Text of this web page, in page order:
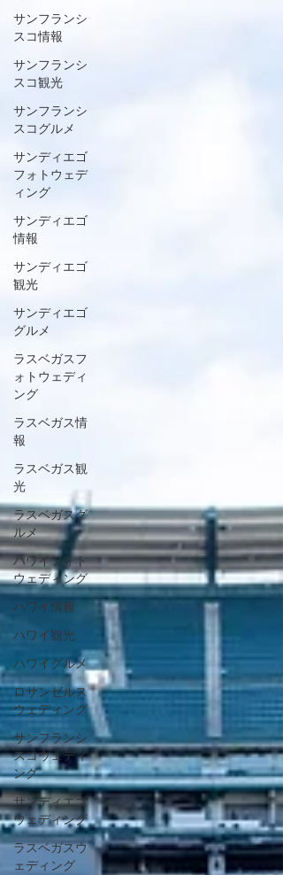
サンフランシ
スコ情報
サンフランシ
スコ観光
サンフランシ
スコグルメ
サンディエゴ
フォトウェデ
ィング
サンディエゴ
情報
サンディエゴ
観光
サンディエゴ
グルメ
ラスベガスフ
ォトウェディ
ング
ラスベガス情
報
ラスベガス観
光
ラスベガスグ
ルメ
ハワイフォト
ウェディング
ハワイ情報
ハワイ観光
ハワイグルメ
ロサンゼルス
ウェディング
サンフランシ
スコウェディ
ング
サンディエゴ
ウェディング
ラスベガスウ
ェディング